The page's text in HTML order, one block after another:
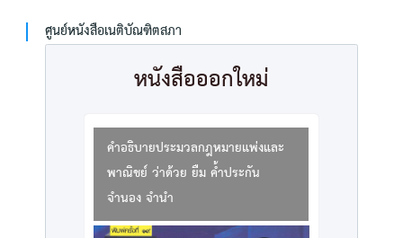
ศูนย์หนังสือเนติบัณฑิตสภา
หนังสือออกใหม่
คำอธิบายประมวลกฎหมายแพ่งและ
พาณิชย์ ว่าด้วย ยืม ค้ำประกัน
จำนอง จำนำ
วิธีการสั่งซื้อ